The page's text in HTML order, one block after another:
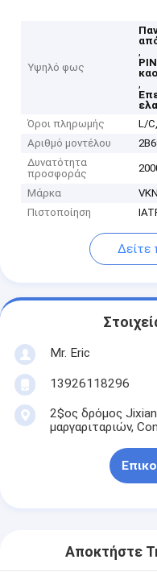
Υψηλό φως
,
,
Όροι πληρωμής
L/
Αριθμό μοντέλου
Δυνατότητα
προσφοράς
Μάρκα
Πιστοποίηση
Δείτε
Mr. Eric
13926118296
2$ος δρόμος
μαργαριταριών,
Αποκτήστε